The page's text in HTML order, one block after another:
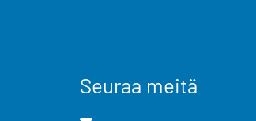
Seuraa meitä